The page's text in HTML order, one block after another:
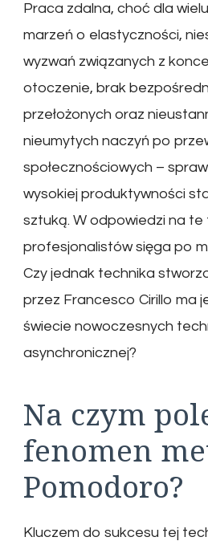
Praca zdalna, choć dla
marzeń o elastyczności,
wyzwań związanych z
otoczenie, brak
przełożonych oraz
nieumytych naczyń po
społecznościowych –
wysokiej produktywności
sztuką. W odpowiedzi na te
profesjonalistów sięga po
Czy jednak technika
przez Francesco Cirillo ma
świecie nowoczesnych
asynchronicznej?
Na czym
fenomen
Pomodoro?
Kluczem do sukcesu tej